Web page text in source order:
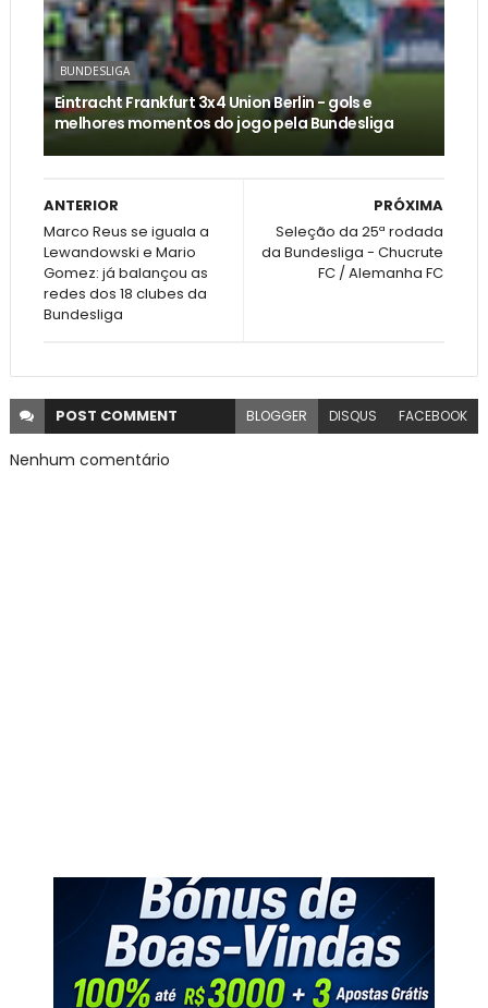
BUNDESLIGA
Eintracht Frankfurt 3x4 Union Berlin - gols e
melhores momentos do jogo pela Bundesliga
PRÓXIMA
Seleção da 25ª rodada
da Bundesliga - Chucrute
FC / Alemanha FC
ANTERIOR
Marco Reus se iguala a
Lewandowski e Mario
Gomez: já balançou as
redes dos 18 clubes da
Bundesliga
POST COMMENT BLOGGER DISQUS FACEBOOK
Nenhum comentário